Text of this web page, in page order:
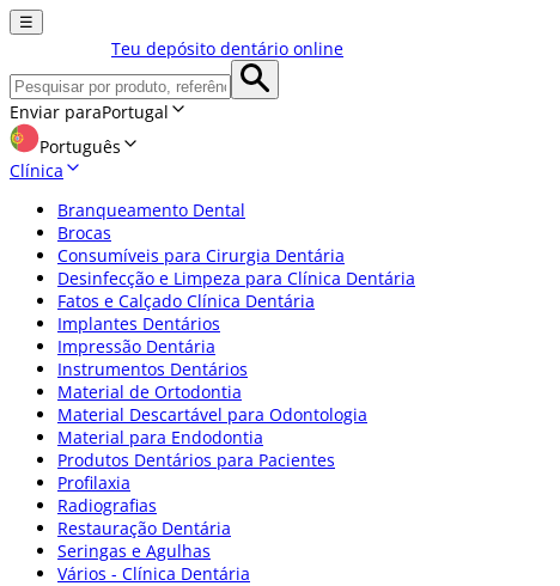
☰
Teu depósito dentário online
Enviar paraPortugal
Português
Clínica
Branqueamento Dental
Brocas
Consumíveis para Cirurgia Dentária
Desinfecção e Limpeza para Clínica Dentária
Fatos e Calçado Clínica Dentária
Implantes Dentários
Impressão Dentária
Instrumentos Dentários
Material de Ortodontia
Material Descartável para Odontologia
Material para Endodontia
Produtos Dentários para Pacientes
Profilaxia
Radiografias
Restauração Dentária
Seringas e Agulhas
Vários - Clínica Dentária